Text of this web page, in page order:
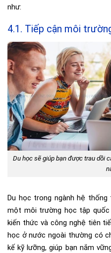
như:
4.1. Tiếp cận môi
Du học sẽ giúp bạn được trau dồi
Du học trong ngành hệ
một môi trường học tập
kiến thức và công nghệ tiên
học ở nước ngoài thường có
kế kỹ lưỡng, giúp bạn nắm